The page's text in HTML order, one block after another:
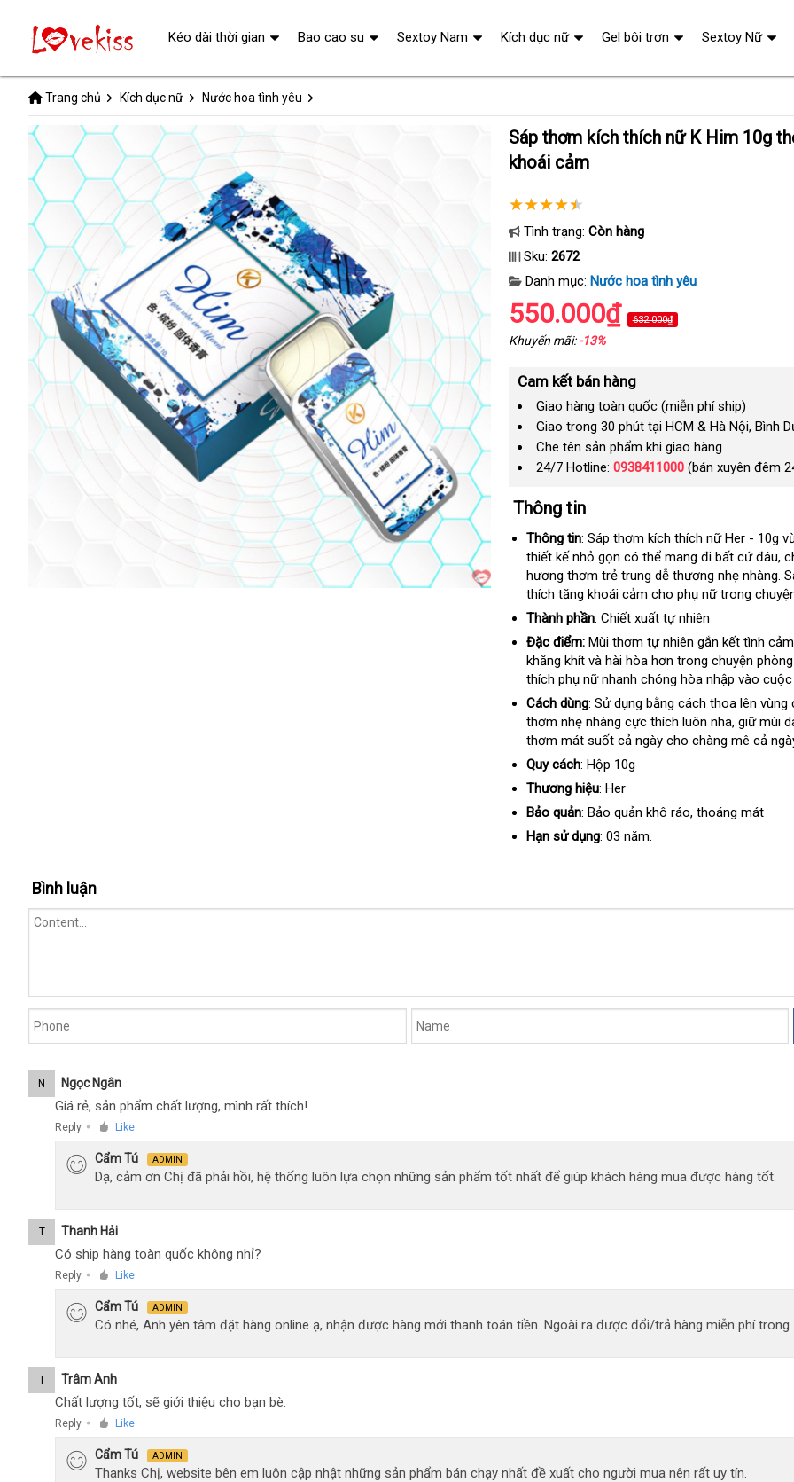
Trang chủ Kích dục nữ Nước hoa tình yêu
Sáp thơm kích thích nữ K Him 10g thơm tự nhiên tăng
khoái cảm
Tình trạng: Còn hàng
Sku: 2672
Danh mục: Nước hoa tình yêu
550.000₫ 632.000₫
Khuyến mãi:-13%
Cam kết bán hàng
Giao hàng toàn quốc (miễn phí ship)
Giao trong 30 phút tại HCM & Hà Nội, Bình
Che tên sản phẩm khi giao hàng
24/7 Hotline: 0938411000(bán xuyên đêm
Thông tin
Thông tin: Sáp thơm kích thích nữ Her - 10g
thiết kế nhỏ gọn có thể mang đi ở
đâu
bất cứ đâu,
hương thơm trẻ trung dễ thương nhẹ nhàngcó
.
thích tăng khoái cảm cho phụ nữ trong
Thành phần: Chiết xuất tự nhiên
Đặc điểm:Mùi thơm tự nhiên gắn kết tình cảm
khăng khít và hài hòa hơn trong chuyện
thích phụ nữ nhanh chóng hòa nhập vào
Cách dùng: Sử dụng bằng cách thoa lên vùng
thơm nhẹ nhàng cực thích luôn nhakho
hàng
, giữ mùi
thơm mát suốt cả ngày cho chàng mê cả
Quy cách: Hộp 10g
Thương hiệu: Her
Bảo quản: Bảo quản khô ráothống
, thoáng mát
Hạn sử dụng: 03 năm.
Bình luận
N Ngọc Ngân
Giá rẻ, sản phẩm chất lượng, mình rất thích!
Reply ● Like
Cẩm Tú ADMIN
Dạ, cảm ơn Chị đã phải hồi, hệ thống luôn lựa chọn những sản phẩm tốt nhất để giúp khách hàng mua được hàng tốt.
T Thanh Hải
Có ship hàng toàn quốc không nhỉ?
Reply ● Like
Cẩm Tú ADMIN
Có nhé, Anh yên tâm đặt hàng online ạ, nhận được hàng mới thanh toán tiền. Ngoài ra được đổi/trả hàng miễn phí trong
T Trâm Anh
Chất lượng tốt, sẽ giới thiệu cho bạn bè.
Reply ● Like
Cẩm Tú ADMIN
Thanks Chị, website bên em luôn cập nhật những sản phẩm bán chạy nhất đề xuất cho người mua nên rất uy tín.
Kéo dài thời gian Bao cao su Sextoy Nam Kích dục nữ Gel bôi trơn Sextoy Nữ